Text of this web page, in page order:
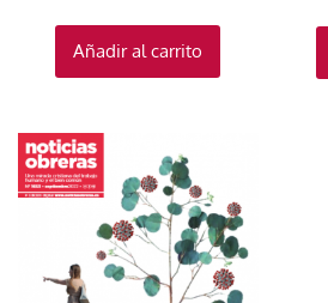
Añadir al carrito